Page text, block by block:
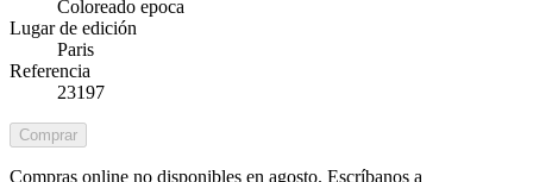
Coloreado epoca
Lugar de edición
Paris
Referencia
23197
Comprar
Compras online no disponibles en agosto. Escríbanos a